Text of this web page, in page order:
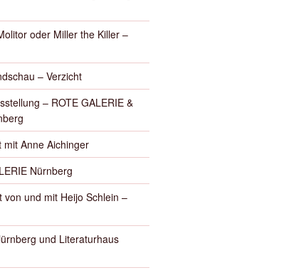
oder Miller the Killer –
– Verzicht
– ROTE GALERIE &
mit Anne Aichinger
Nürnberg
von und mit Heijo Schlein –
und Literaturhaus